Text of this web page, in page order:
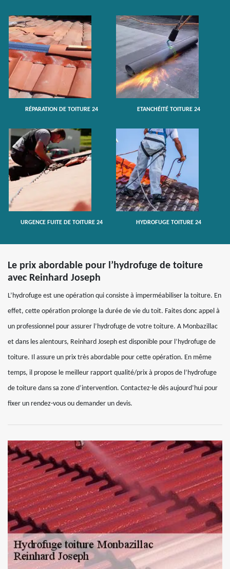
RÉPARATION DE TOITURE 24 ETANCHÉITÉ TOITURE 24
URGENCE FUITE DE TOITURE 24 HYDROFUGE TOITURE 24
Le prix abordable pour l’hydrofuge de toiture
avec Reinhard Joseph
L’hydrofuge est une opération qui consiste à imperméabiliser la toiture. En
effet, cette opération prolonge la durée de vie du toit. Faites donc appel à
un professionnel pour assurer l’hydrofuge de votre toiture. A Monbazillac
et dans les alentours, Reinhard Joseph est disponible pour l’hydrofuge de
toiture. Il assure un prix très abordable pour cette opération. En même
temps, il propose le meilleur rapport qualité/prix à propos de l’hydrofuge
de toiture dans sa zone d’intervention. Contactez-le dès aujourd’hui pour
fixer un rendez-vous ou demander un devis.